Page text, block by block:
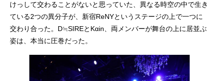
けっして交わることがないと思っていた、異なる時空の中で生き
ている2つの異分子が、新宿ReNYというステージの上で一つに
交わり合った。D≒SIREとKαin、両メンバーが舞台の上に居並ぶ
姿は、本当に圧巻だった。